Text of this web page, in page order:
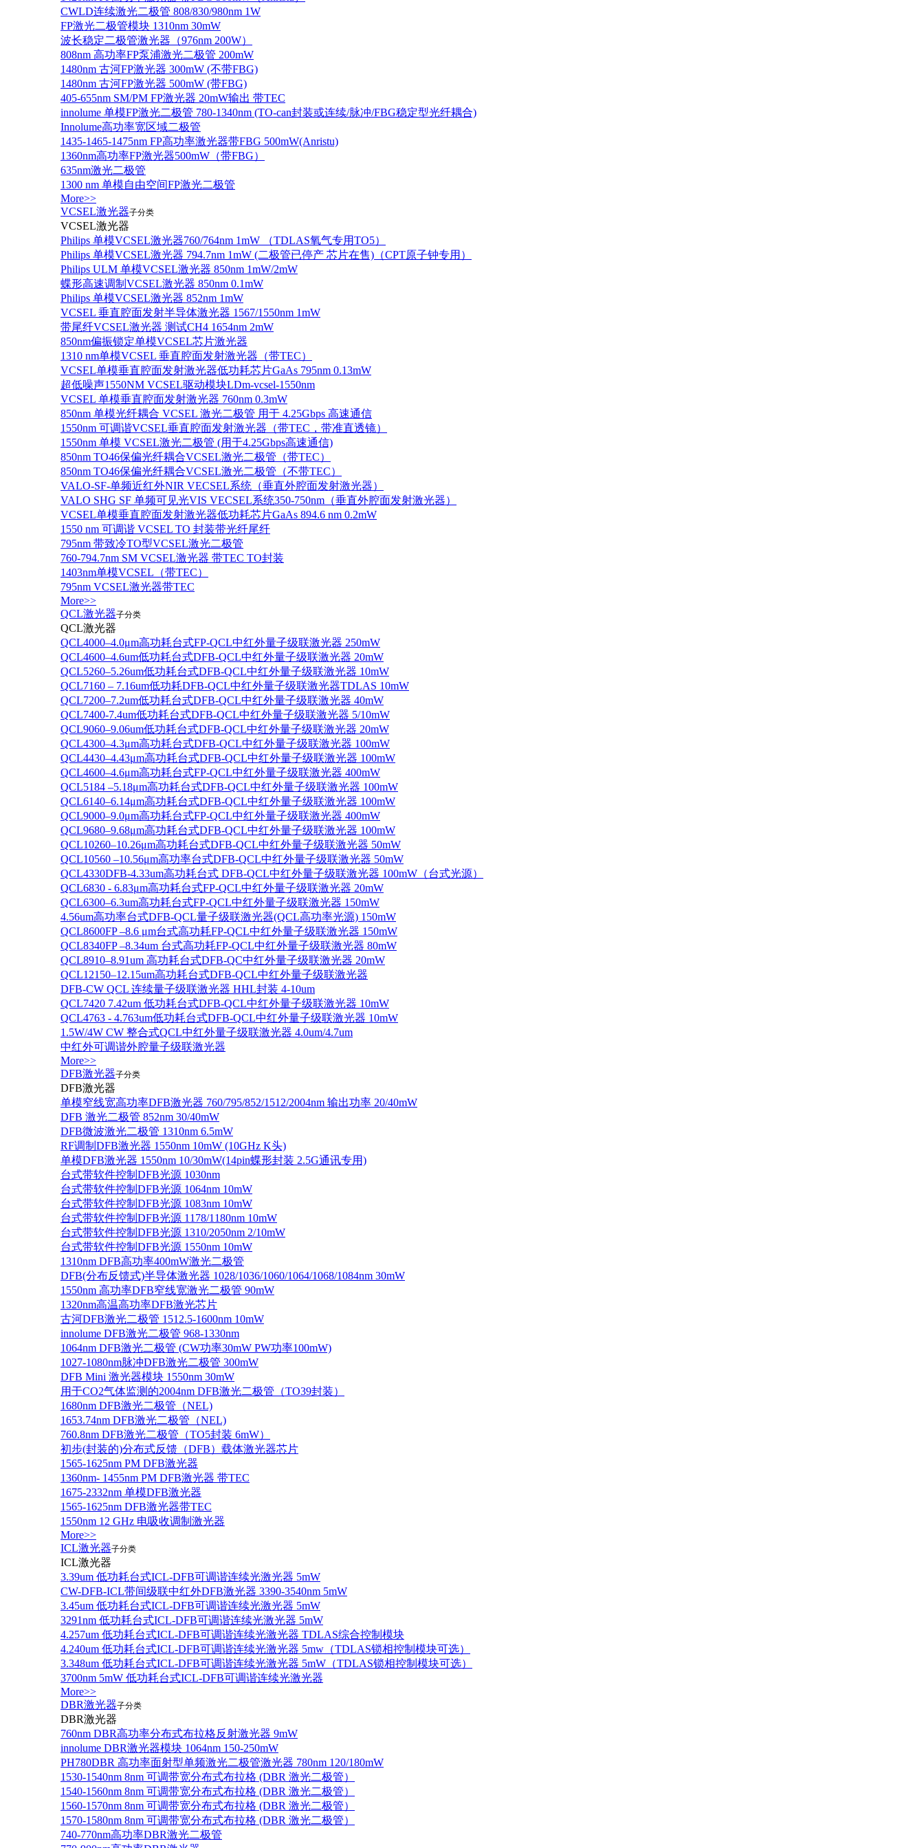
CWLD连续激光二极管 808/830/980nm 1W
FP激光二极管模块 1310nm 30mW
波长稳定二极管激光器（976nm 200W）
808nm 高功率FP泵浦激光二极管 200mW
1480nm 古河FP激光器 300mW (不带FBG)
1480nm 古河FP激光器 500mW (带FBG)
405-655nm SM/PM FP激光器 20mW输出 带TEC
innolume 单模FP激光二极管 780-1340nm (TO-can封装或连续/脉冲/FBG稳定型光纤耦合)
Innolume高功率宽区域二极管
1435-1465-1475nm FP高功率激光器带FBG 500mW(Anristu)
1360nm高功率FP激光器500mW（带FBG）
635nm激光二极管
1300 nm 单模自由空间FP激光二极管
More>>
VCSEL激光器子分类
VCSEL激光器
Philips 单模VCSEL激光器760/764nm 1mW （TDLAS氧气专用TO5）
Philips 单模VCSEL激光器 794.7nm 1mW (二极管已停产 芯片在售)（CPT原子钟专用）
Philips ULM 单模VCSEL激光器 850nm 1mW/2mW
蝶形高速调制VCSEL激光器 850nm 0.1mW
Philips 单模VCSEL激光器 852nm 1mW
VCSEL 垂直腔面发射半导体激光器 1567/1550nm 1mW
带尾纤VCSEL激光器 测试CH4 1654nm 2mW
850nm偏振锁定单模VCSEL芯片激光器
1310 nm单模VCSEL 垂直腔面发射激光器（带TEC）
VCSEL单模垂直腔面发射激光器低功耗芯片GaAs 795nm 0.13mW
超低噪声1550NM VCSEL驱动模块LDm-vcsel-1550nm
VCSEL 单模垂直腔面发射激光器 760nm 0.3mW
850nm 单模光纤耦合 VCSEL 激光二极管 用于 4.25Gbps 高速通信
1550nm 可调谐VCSEL垂直腔面发射激光器（带TEC，带准直透镜）
1550nm 单模 VCSEL激光二极管 (用于4.25Gbps高速通信)
850nm TO46保偏光纤耦合VCSEL激光二极管（带TEC）
850nm TO46保偏光纤耦合VCSEL激光二极管（不带TEC）
VALO-SF-单频近红外NIR VECSEL系统（垂直外腔面发射激光器）
VALO SHG SF 单频可见光VIS VECSEL系统350-750nm（垂直外腔面发射激光器）
VCSEL单模垂直腔面发射激光器低功耗芯片GaAs 894.6 nm 0.2mW
1550 nm 可调谐 VCSEL TO 封装带光纤尾纤
795nm 带致冷TO型VCSEL激光二极管
760-794.7nm SM VCSEL激光器 带TEC TO封装
1403nm单模VCSEL（带TEC）
795nm VCSEL激光器带TEC
More>>
QCL激光器子分类
QCL激光器
QCL4000–4.0μm高功耗台式FP-QCL中红外量子级联激光器 250mW
QCL4600–4.6um低功耗台式DFB-QCL中红外量子级联激光器 20mW
QCL5260–5.26um低功耗台式DFB-QCL中红外量子级联激光器 10mW
QCL7160 – 7.16um低功耗DFB-QCL中红外量子级联激光器TDLAS 10mW
QCL7200–7.2um低功耗台式DFB-QCL中红外量子级联激光器 40mW
QCL7400-7.4um低功耗台式DFB-QCL中红外量子级联激光器 5/10mW
QCL9060–9.06um低功耗台式DFB-QCL中红外量子级联激光器 20mW
QCL4300–4.3μm高功耗台式DFB-QCL中红外量子级联激光器 100mW
QCL4430–4.43μm高功耗台式DFB-QCL中红外量子级联激光器 100mW
QCL4600–4.6μm高功耗台式FP-QCL中红外量子级联激光器 400mW
QCL5184 –5.18μm高功耗台式DFB-QCL中红外量子级联激光器 100mW
QCL6140–6.14μm高功耗台式DFB-QCL中红外量子级联激光器 100mW
QCL9000–9.0μm高功耗台式FP-QCL中红外量子级联激光器 400mW
QCL9680–9.68μm高功耗台式DFB-QCL中红外量子级联激光器 100mW
QCL10260–10.26μm高功耗台式DFB-QCL中红外量子级联激光器 50mW
QCL10560 –10.56μm高功率台式DFB-QCL中红外量子级联激光器 50mW
QCL4330DFB-4.33um高功耗台式 DFB-QCL中红外量子级联激光器 100mW（台式光源）
QCL6830 - 6.83μm高功耗台式FP-QCL中红外量子级联激光器 20mW
QCL6300–6.3um高功耗台式FP-QCL中红外量子级联激光器 150mW
4.56um高功率台式DFB-QCL量子级联激光器(QCL高功率光源) 150mW
QCL8600FP –8.6 μm台式高功耗FP-QCL中红外量子级联激光器 150mW
QCL8340FP –8.34um 台式高功耗FP-QCL中红外量子级联激光器 80mW
QCL8910–8.91um 高功耗台式DFB-QC中红外量子级联激光器 20mW
QCL12150–12.15um高功耗台式DFB-QCL中红外量子级联激光器
DFB-CW QCL 连续量子级联激光器 HHL封装 4-10um
QCL7420 7.42um 低功耗台式DFB-QCL中红外量子级联激光器 10mW
QCL4763 - 4.763um低功耗台式DFB-QCL中红外量子级联激光器 10mW
1.5W/4W CW 整合式QCL中红外量子级联激光器 4.0um/4.7um
中红外可调谐外腔量子级联激光器
More>>
DFB激光器子分类
DFB激光器
单模窄线宽高功率DFB激光器 760/795/852/1512/2004nm 输出功率 20/40mW
DFB 激光二极管 852nm 30/40mW
DFB微波激光二极管 1310nm 6.5mW
RF调制DFB激光器 1550nm 10mW (10GHz K头)
单模DFB激光器 1550nm 10/30mW(14pin蝶形封装 2.5G通讯专用)
台式带软件控制DFB光源 1030nm
台式带软件控制DFB光源 1064nm 10mW
台式带软件控制DFB光源 1083nm 10mW
台式带软件控制DFB光源 1178/1180nm 10mW
台式带软件控制DFB光源 1310/2050nm 2/10mW
台式带软件控制DFB光源 1550nm 10mW
1310nm DFB高功率400mW激光二极管
DFB(分布反馈式)半导体激光器 1028/1036/1060/1064/1068/1084nm 30mW
1550nm 高功率DFB窄线宽激光二极管 90mW
1320nm高温高功率DFB激光芯片
古河DFB激光二极管 1512.5-1600nm 10mW
innolume DFB激光二极管 968-1330nm
1064nm DFB激光二极管 (CW功率30mW PW功率100mW)
1027-1080nm脉冲DFB激光二极管 300mW
DFB Mini 激光器模块 1550nm 30mW
用于CO2气体监测的2004nm DFB激光二极管（TO39封装）
1680nm DFB激光二极管（NEL)
1653.74nm DFB激光二极管（NEL)
760.8nm DFB激光二极管（TO5封装 6mW）
初步(封装的)分布式反馈（DFB）载体激光器芯片
1565-1625nm PM DFB激光器
1360nm- 1455nm PM DFB激光器 带TEC
1675-2332nm 单模DFB激光器
1565-1625nm DFB激光器带TEC
1550nm 12 GHz 电吸收调制激光器
More>>
ICL激光器子分类
ICL激光器
3.39um 低功耗台式ICL-DFB可调谐连续光激光器 5mW
CW-DFB-ICL带间级联中红外DFB激光器 3390-3540nm 5mW
3.45um 低功耗台式ICL-DFB可调谐连续光激光器 5mW
3291nm 低功耗台式ICL-DFB可调谐连续光激光器 5mW
4.257um 低功耗台式ICL-DFB可调谐连续光激光器 TDLAS综合控制模块
4.240um 低功耗台式ICL-DFB可调谐连续光激光器 5mw（TDLAS锁相控制模块可选）
3.348um 低功耗台式ICL-DFB可调谐连续光激光器 5mW（TDLAS锁相控制模块可选）
3700nm 5mW 低功耗台式ICL-DFB可调谐连续光激光器
More>>
DBR激光器子分类
DBR激光器
760nm DBR高功率分布式布拉格反射激光器 9mW
innolume DBR激光器模块 1064nm 150-250mW
PH780DBR 高功率面射型单频激光二极管激光器 780nm 120/180mW
1530-1540nm 8nm 可调带宽分布式布拉格 (DBR 激光二极管）
1540-1560nm 8nm 可调带宽分布式布拉格 (DBR 激光二极管）
1560-1570nm 8nm 可调带宽分布式布拉格 (DBR 激光二极管）
1570-1580nm 8nm 可调带宽分布式布拉格 (DBR 激光二极管）
740-770nm高功率DBR激光二极管